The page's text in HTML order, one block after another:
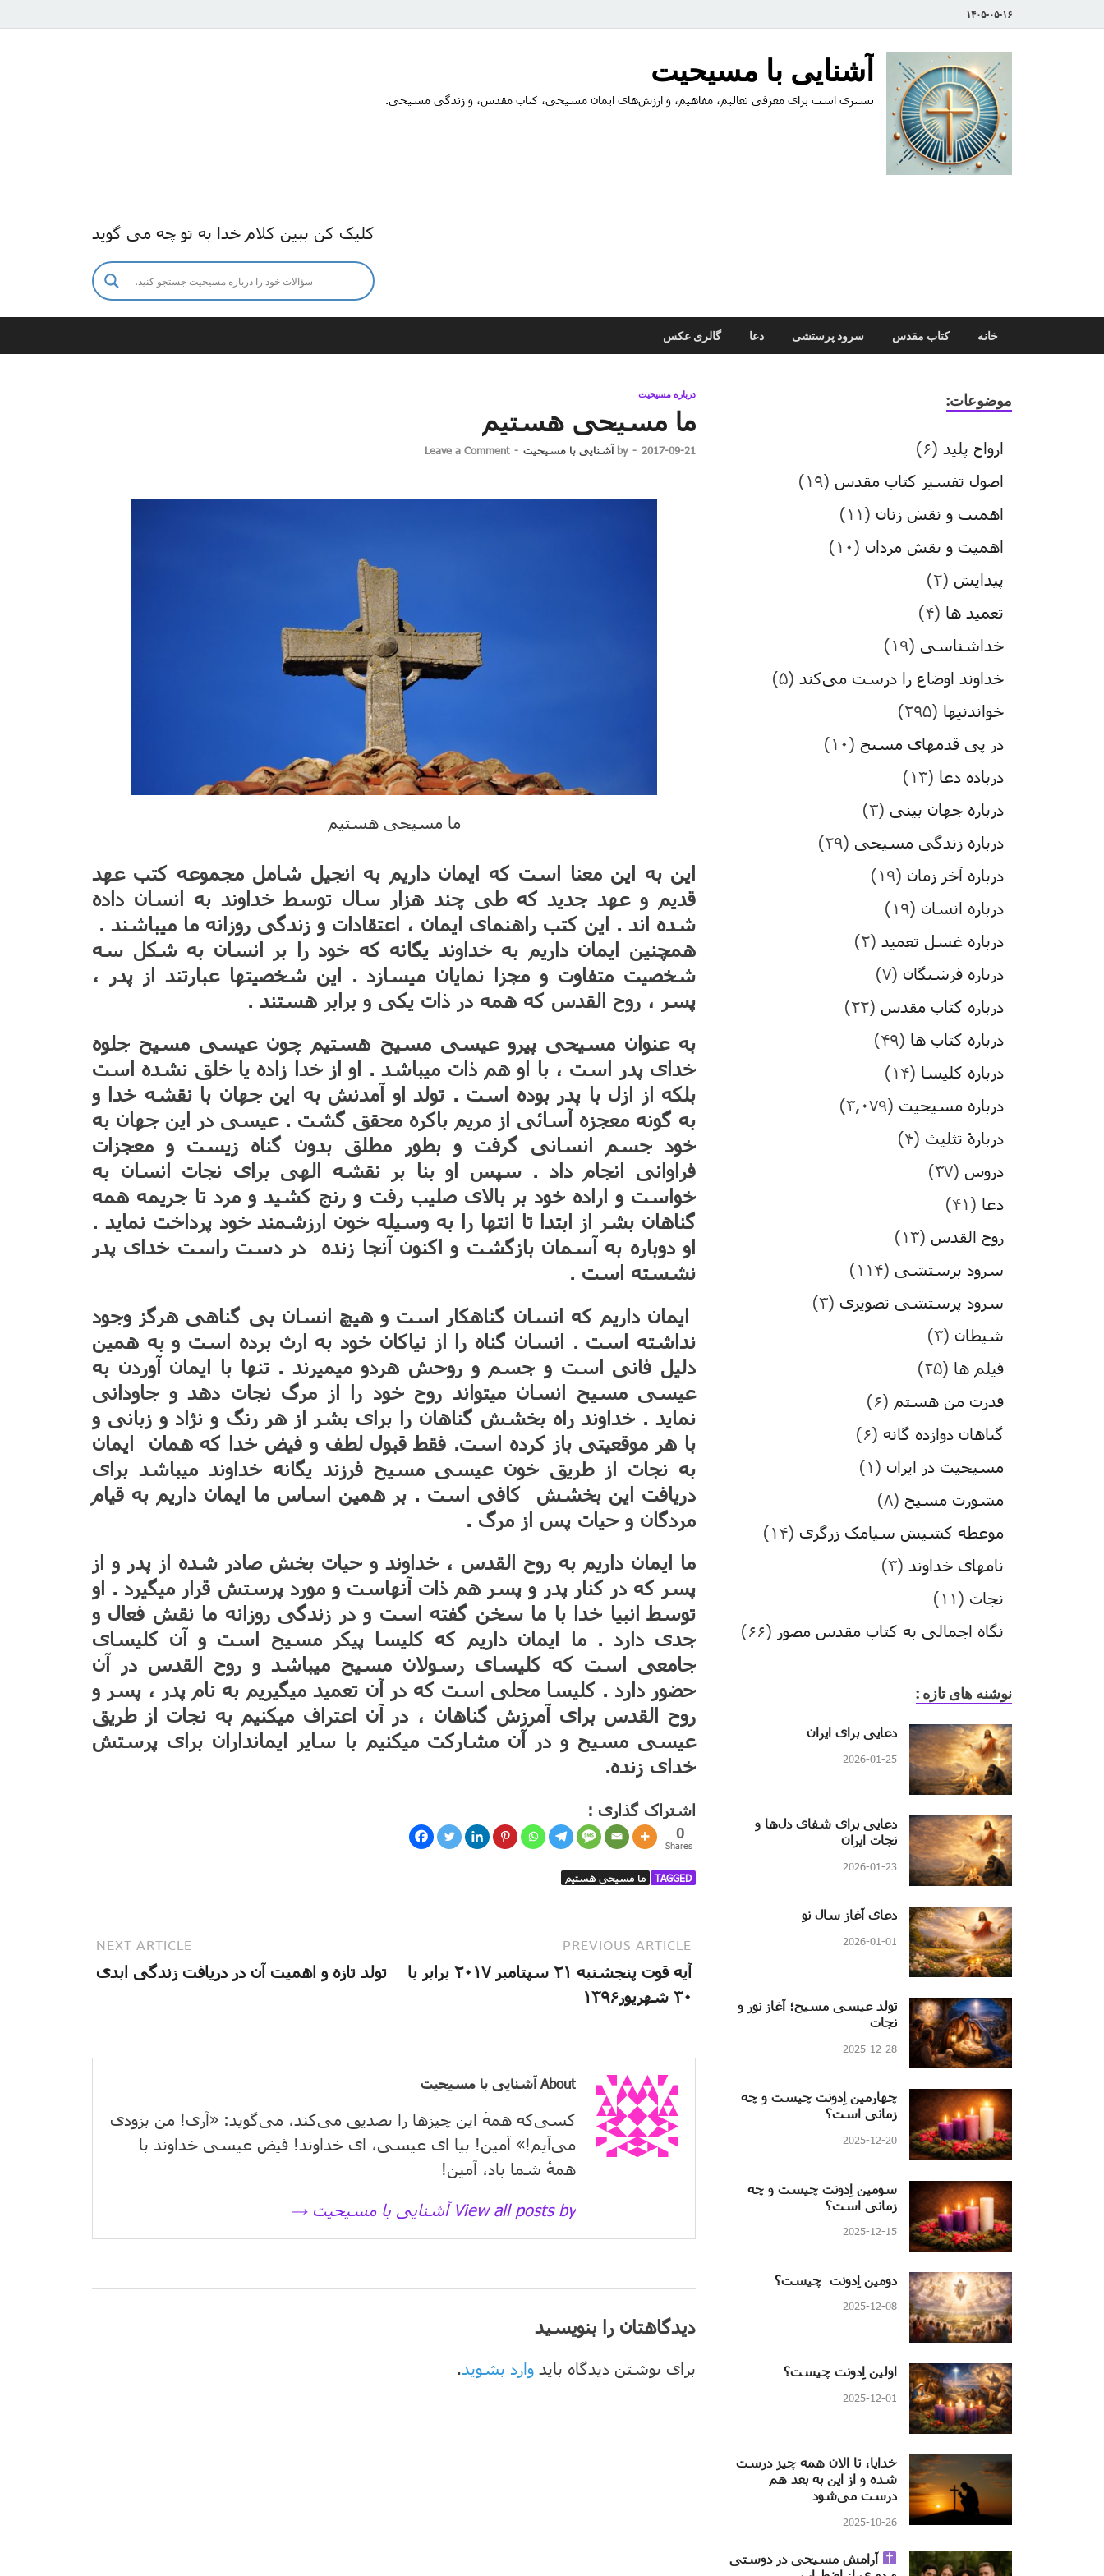
۱۴۰۵-۰۵-۱۶
آشنایی با مسیحیت
بستری است برای معرفی تعالیم، مفاهیم، و ارزش‌های ایمان مسیحی، کتاب مقدس، و زندگی مسیحی.
کلیک کن ببین کلام خدا به تو چه می گوید
خانه کتاب مقدس سرود پرستشی دعا گالری عکس
درباره مسیحیت
ما مسیحی هستیم
2017-09-21
-
by آشنایی با مسیحیت -
Leave a Comment
ما مسیحی هستیم
این به این معنا است که ایمان داریم به انجیل شامل مجموعه کتب عهد
قدیم و عهد جدید که طی چند هزار سال توسط خداوند به انسان داده
شده اند . این کتب راهنمای ایمان ، اعتقادات و زندگی روزانه ما میباشند .
همچنین ایمان داریم به خداوند یگانه که خود را بر انسان به شکل سه
شخصیت متفاوت و مجزا نمایان میسازد . این شخصیتها عبارتند از پدر ،
پسر ، روح القدس که همه در ذات یکی و برابر هستند .
به عنوان مسیحی پیرو عیسی مسیح هستیم چون عیسی مسیح جلوه
خدای پدر است ، با او هم ذات میباشد . او از خدا زاده یا خلق نشده است
بلکه از ازل با پدر بوده است . تولد او آمدنش به این جهان با نقشه خدا و
به گونه معجزه آسائی از مریم باکره محقق گشت . عیسی در این جهان به
خود جسم انسانی گرفت و بطور مطلق بدون گناه زیست و معجزات
فراوانی انجام داد . سپس او بنا بر نقشه الهی برای نجات انسان به
خواست و اراده خود بر بالای صلیب رفت و رنج کشید و مرد تا جریمه همه
گناهان بشر از ابتدا تا انتها را به وسیله خون ارزشمند خود پرداخت نماید .
او دوباره به آسمان بازگشت و اکنون آنجا زنده در دست راست خدای پدر
نشسته است .
ایمان داریم که انسان گناهکار است و هیچ انسان بی گناهی هرگز وجود
نداشته است . انسان گناه را از نیاکان خود به ارث برده است و به همین
دلیل فانی است و جسم و روحش هردو میمیرند . تنها با ایمان آوردن به
عیسی مسیح انسان میتواند روح خود را از مرگ نجات دهد و جاودانی
نماید . خداوند راه بخشش گناهان را برای بشر از هر رنگ و نژاد و زبانی و
با هر موقعیتی باز کرده است. فقط قبول لطف و فیض خدا که همان ایمان
به نجات از طریق خون عیسی مسیح فرزند یگانه خداوند میباشد برای
دریافت این بخشش کافی است . بر همین اساس ما ایمان داریم به قیام
مردگان و حیات پس از مرگ .
ما ایمان داریم به روح القدس ، خداوند و حیات بخش صادر شده از پدر و از
پسر که در کنار پدر و پسر هم ذات آنهاست و مورد پرستش قرار میگیرد . او
توسط انبیا خدا با ما سخن گفته است و در زندگی روزانه ما نقش فعال و
جدی دارد . ما ایمان داریم که کلیسا پیکر مسیح است و آن کلیسای
جامعی است که کلیسای رسولان مسیح میباشد و روح القدس در آن
حضور دارد . کلیسا محلی است که در آن تعمید میگیریم به نام پدر ، پسر و
روح القدس برای آمرزش گناهان ، در آن اعتراف میکنیم به نجات از طریق
عیسی مسیح و در آن مشارکت میکنیم با سایر ایمانداران برای پرستش
خدای زنده.
اشتراک گذاری :
0
Shares
TAGGED ما مسیحی هستیم
PREVIOUS ARTICLE
آیه قوت پنجشنبه ۲۱ سپتامبر ۲۰۱۷ برابر با
۳۰ شهریور۱۳۹۶
NEXT ARTICLE
تولد تازه و اهمیت آن در دریافت زندگی ابدی
About آشنایی با مسیحیت
کسی‌که همهٔ این چیزها را تصدیق می‌كند، می‌گوید: «آری! من بزودی
می‌آیم!» آمین! بیا ای عیسی، ای خداوند! فیض عیسی خداوند با
همهٔ شما باد، آمین!
View all posts by آشنایی با مسیحیت →
دیدگاهتان را بنویسید
برای نوشتن دیدگاه باید وارد بشوید .
موضوعات:
ارواح پلید (۶)
اصول تفسیر کتاب مقدس (۱۹)
اهمیت و نقش زنان (۱۱)
اهمیت و نقش مردان (۱۰)
پیدایش (۲)
تعمید ها (۴)
خداشناسی (۱۹)
خداوند اوضاع را درست می‌کند (۵)
خواندنیها (۲۹۵)
در پی قدمهای مسیح (۱۰)
درباده دعا (۱۳)
درباره جهان بینی (۳)
درباره زندگی مسیحی (۲۹)
درباره آخر زمان (۱۹)
درباره انسان (۱۹)
درباره غسل تعمید (۲)
درباره فرشتگان (۷)
درباره کتاب مقدس (۲۲)
درباره کتاب ها (۴۹)
درباره کلیسا (۱۴)
درباره مسیحیت (۳,۰۷۹)
دربارۀ تثلیث (۴)
دروس (۳۷)
دعا (۴۱)
روح القدس (۱۳)
سرود پرستشی (۱۱۴)
سرود پرستشی تصویری (۳)
شیطان (۳)
فیلم ها (۲۵)
قدرت من هستم (۶)
گناهان دوازده گانه (۶)
مسیحیت در ایران (۱)
مشورت مسیح (۸)
موعظه کشیش سیامک زرگری (۱۴)
نامهای خداوند (۳)
نجات (۱۱)
نگاه اجمالی به کتاب مقدس مصور (۶۶)
نوشنه های تازه :
دعایی برای ایران
2026-01-25
دعایی برای شفای دل‌ها و
نجات ایران
2026-01-23
دعای آغاز سال نو
2026-01-01
تولد عیسی مسیح؛ آغاز نور و
نجات
2025-12-28
چهارمین اِدونت چیست و چه
زمانی است؟
2025-12-20
سومین اِدونت چیست و چه
زمانی است؟
2025-12-15
دومین اِدونت چیست؟
2025-12-08
اولین اِدونت چیست؟
2025-12-01
خدایا، تا الان همه چیز درست
شده و از این به بعد هم
درست می‌شود
2025-10-26
آرامش مسیحی در دوستی